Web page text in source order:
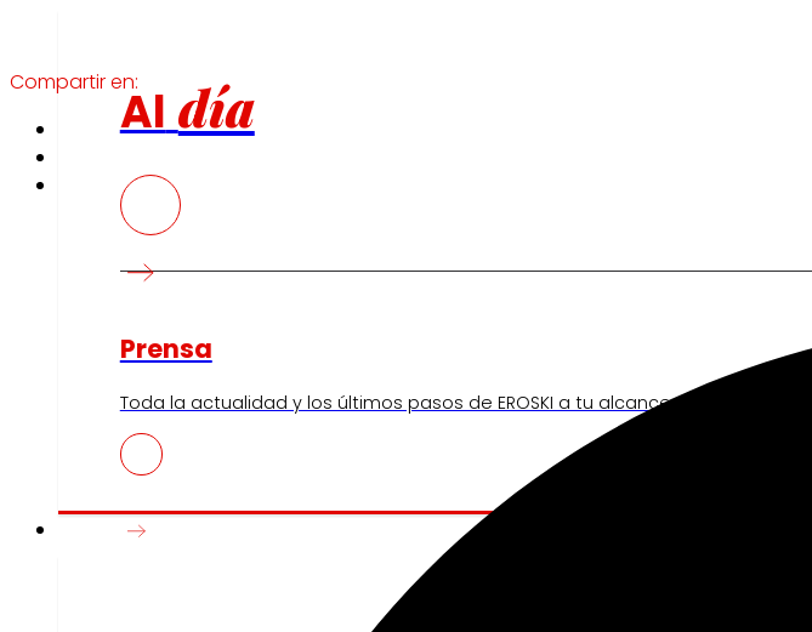
Al día
Prensa
Toda la actualidad y los últimos pasos de EROSKI a tu alcance.
Innovación
Compartir en: